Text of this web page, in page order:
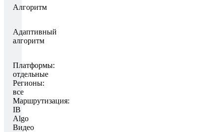
Алгоритм
Адаптивный
алгоритм
Платформы:
отдельные
Регионы:
все
Маршрутизация:
IB
Algo
Видео